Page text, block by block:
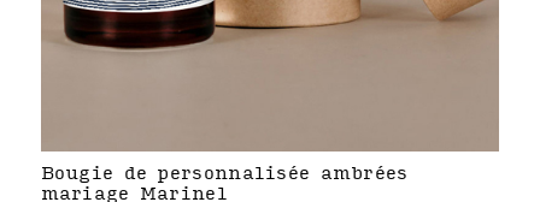
Bougie de personnalisée ambrées
mariage Marinel